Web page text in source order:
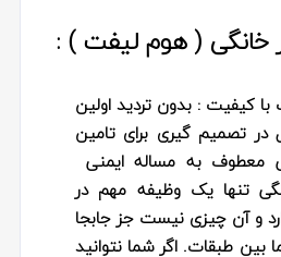
خانگی ( هوم لیفت ) :
با کیفیت : بدون تردید اولین
در تصمیم گیری برای تامین
معطوف به مساله ایمنی
تنها یک وظیفه مهم در
و آن چیزی نیست جز جابجا
طبقات. اگر شما نتوانید